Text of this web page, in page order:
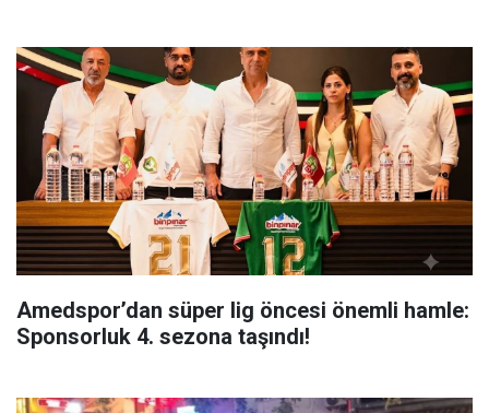
Amedspor’dan süper lig öncesi önemli hamle:
Sponsorluk 4. sezona taşındı!